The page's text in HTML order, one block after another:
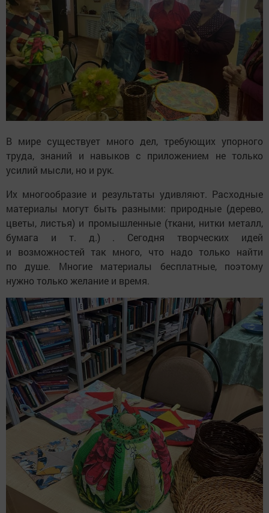
В мире существует много дел, требующих упорного
труда, знаний и навыков с приложением не только
усилий мысли, но и рук.
Их многообразие и результаты удивляют. Расходные
материалы могут быть разными: природные (дерево,
цветы, листья) и промышленные (ткани, нитки металл,
бумага и т. д.) . Сегодня творческих идей
и возможностей так много, что надо только найти
по душе. Многие материалы бесплатные, поэтому
нужно только желание и время.